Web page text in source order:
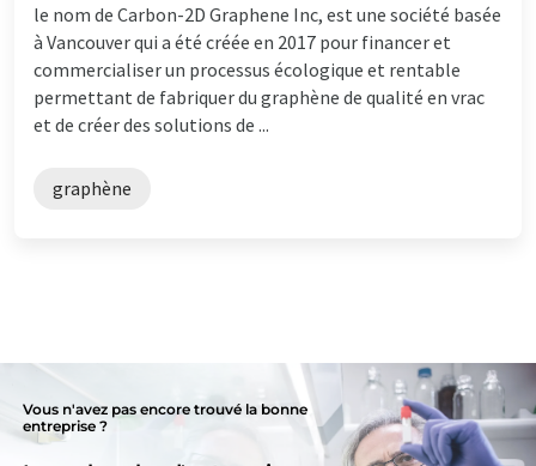
le nom de Carbon-2D Graphene Inc, est une société basée
à Vancouver qui a été créée en 2017 pour financer et
commercialiser un processus écologique et rentable
permettant de fabriquer du graphène de qualité en vrac
et de créer des solutions de ...
graphène
Vous n'avez pas encore trouvé la bonne
entreprise ?